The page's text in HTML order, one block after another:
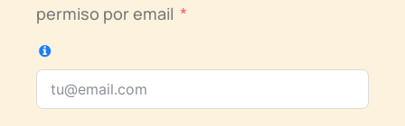
permiso por email